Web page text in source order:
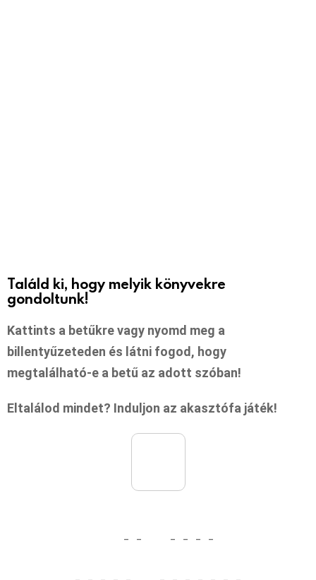
Találd ki, hogy melyik könyvekre
gondoltunk!
Kattints a betűkre vagy nyomd meg a
billentyűzeteden és látni fogod, hogy
megtalálható-e a betű az adott szóban!
Eltalálod mindet? Induljon az akasztófa játék!